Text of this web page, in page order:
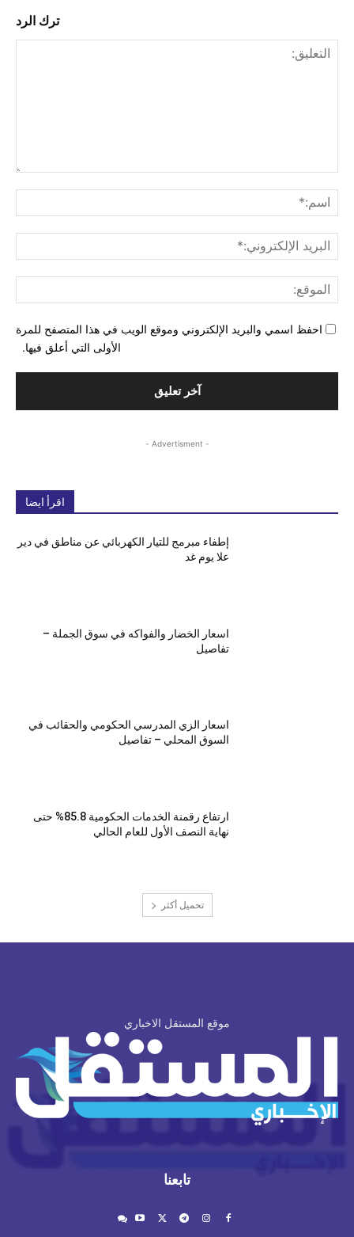
ترك الرد
احفظ اسمي والبريد الإلكتروني وموقع الويب في هذا المتصفح للمرة
الأولى التي أعلق فيها.
- Advertisment -
اقرأ ايضا
إطفاء مبرمج للتيار الكهربائي عن مناطق في دير
علا يوم غد
اسعار الخضار والفواكه في سوق الجملة –
تفاصيل
اسعار الزي المدرسي الحكومي والحقائب في
السوق المحلي – تفاصيل
ارتفاع رقمنة الخدمات الحكومية 85.8% حتى
نهاية النصف الأول للعام الحالي
تحميل أكثر
موقع المستقل الاخباري
تابعنا